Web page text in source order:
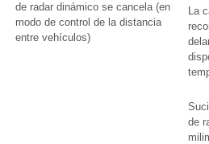
de radar dinámico se cancela (en
modo de control de la distancia
entre vehículos)
La
de